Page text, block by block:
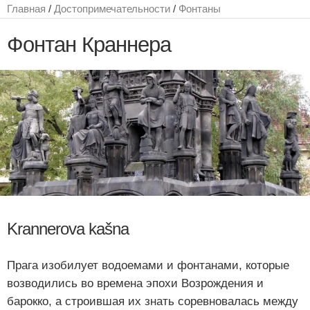
Главная / Достопримечательности / Фонтаны
Фонтан Краннера
Krannerova kašna
Прага изобилует водоемами и фонтанами, которые
возводились во времена эпохи Возрождения и
барокко, а строившая их знать соревновалась между